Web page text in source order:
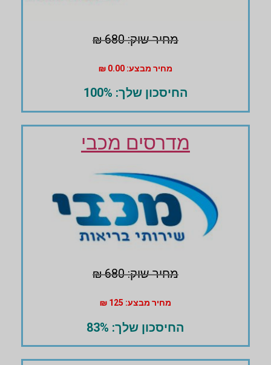
מחיר שוק: 680 ₪
מחיר מבצע: 0.00 ₪
החיסכון שלך: 100%
מדרסים מכבי
מחיר שוק: 680 ₪
מחיר מבצע: 125 ₪
החיסכון שלך: 83%